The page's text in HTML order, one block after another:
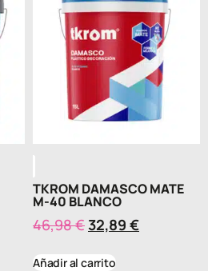
TKROM DAMASCO MATE
M-40 BLANCO
46,98€ 32,89 €
Añadir al carrito